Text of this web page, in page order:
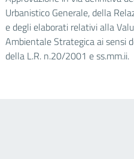
Urbanistico Generale, della
e degli elaborati relativi alla
Ambientale Strategica ai sensi
della L.R. n.20/2001 e ss.mm.ii.